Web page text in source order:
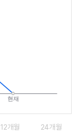
12개월 24개월